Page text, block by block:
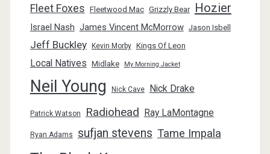
Fleet Foxes Fleetwood Mac Grizzly Bear Hozier
Israel Nash James Vincent McMorrow Jason Isbell
Jeff Buckley Kevin Morby Kings Of Leon
Local Natives Midlake My Morning Jacket
Neil Young Nick Cave Nick Drake
Patrick Watson Radiohead Ray LaMontagne
Ryan Adams sufjan stevens Tame Impala